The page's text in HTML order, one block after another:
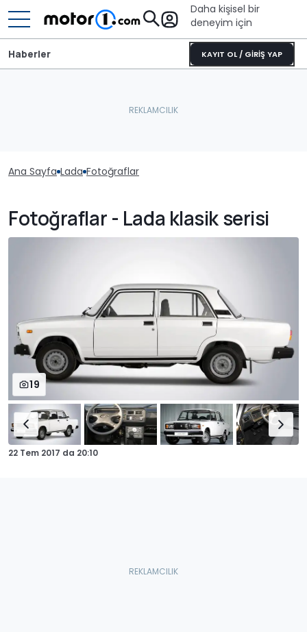
Daha kişisel bir
deneyim için
KAYIT OL / GİRİŞ YAP
Haberler
Ana Sayfa Lada Fotoğraflar
Fotoğraflar - Lada klasik serisi
19
22 Tem 2017 da 20:10